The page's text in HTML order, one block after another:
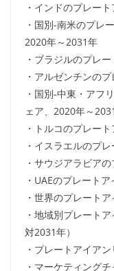
・インドのプレー
・国別-南米のプレ
2020年～2031年
・ブラジルのプレ
・アルゼンチンの
・国別-中東・アフ
ェア、2020年～
・トルコのプレー
・イスラエルのプ
・サウジアラビア
・UAEのプレート
・世界のプレート
・地域別プレート
対2031年）
・プレートアイア
・マーケティング